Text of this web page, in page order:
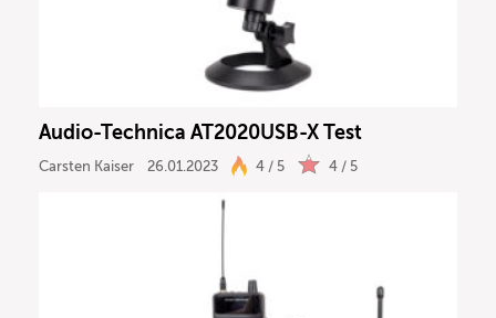
Audio-Technica AT2020USB-X Test
Carsten Kaiser 26.01.2023 4 / 5 4 / 5